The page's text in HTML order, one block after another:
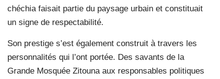
chéchia faisait partie du paysage urbain et constituait
un signe de respectabilité.
Son prestige s’est également construit à travers les
personnalités qui l’ont portée. Des savants de la
Grande Mosquée Zitouna aux responsables politiques